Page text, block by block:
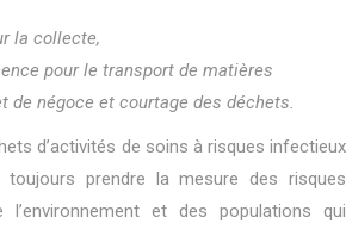
la collecte,
pour le transport de matières
de négoce et courtage des déchets.
d’activités de soins à risques infectieux
toujours prendre la mesure des risques
l’environnement et des populations qui